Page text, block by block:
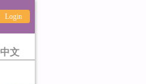
Login
中文